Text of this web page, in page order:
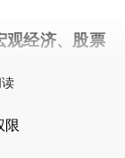
观经济、股票
限